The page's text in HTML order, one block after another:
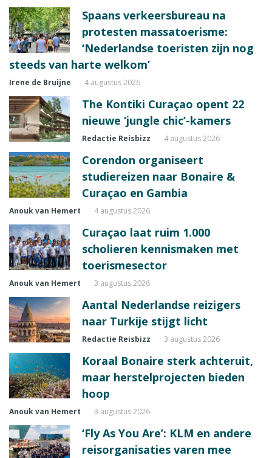
Spaans verkeersbureau na
protesten massatoerisme:
‘Nederlandse toeristen zijn nog
steeds van harte welkom’
Irene de Bruijne 4 augustus 2026
The Kontiki Curaçao opent 22
nieuwe ‘jungle chic’-kamers
Redactie Reisbizz 4 augustus 2026
Corendon organiseert
studiereizen naar Bonaire &
Curaçao en Gambia
Anouk van Hemert 4 augustus 2026
Curaçao laat ruim 1.000
scholieren kennismaken met
toerismesector
Anouk van Hemert 3 augustus 2026
Aantal Nederlandse reizigers
naar Turkije stijgt licht
Redactie Reisbizz 3 augustus 2026
Koraal Bonaire sterk achteruit,
maar herstelprojecten bieden
hoop
Anouk van Hemert 3 augustus 2026
‘Fly As You Are’: KLM en andere
reisorganisaties varen mee